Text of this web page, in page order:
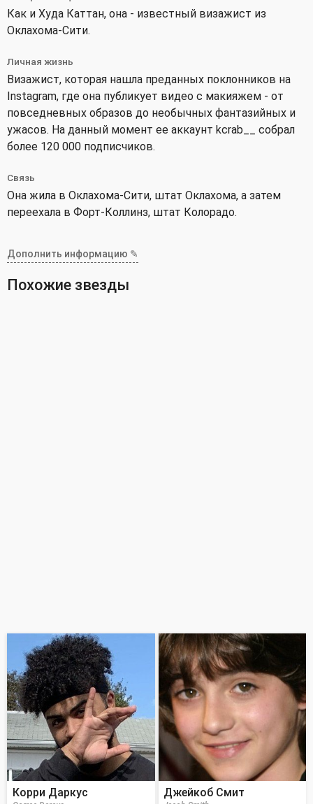
Как и Худа Каттан, она - известный визажист из
Оклахома-Сити.
Личная жизнь
Визажист, которая нашла преданных поклонников на
Instagram, где она публикует видео с макияжем - от
повседневных образов до необычных фантазийных и
ужасов. На данный момент ее аккаунт kcrab__ собрал
более 120 000 подписчиков.
Связь
Она жила в Оклахома-Сити, штат Оклахома, а затем
переехала в Форт-Коллинз, штат Колорадо.
Дополнить информацию ✎
Похожие звезды
Корри Даркус Джейкоб Смит